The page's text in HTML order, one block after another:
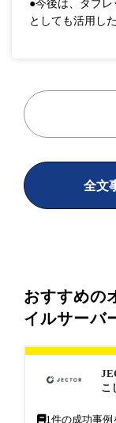
●今後は、タブ
としても活用し
全文
おすすめの
イルサーバ
こ
1件の成功事例